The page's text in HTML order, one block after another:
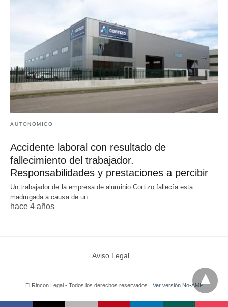
AUTONÓMICO
Accidente laboral con resultado de
fallecimiento del trabajador.
Responsabilidades y prestaciones a percibir
Un trabajador de la empresa de aluminio Cortizo fallecía esta
madrugada a causa de un…
hace 4 años
Aviso Legal
El Rincon Legal - Todos los derechos reservados Ver versión No-AMP